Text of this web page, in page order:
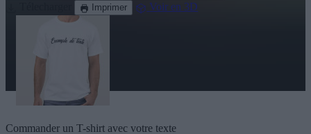
Imprimer Voir en 3D
Commander un T-shirt avec votre texte